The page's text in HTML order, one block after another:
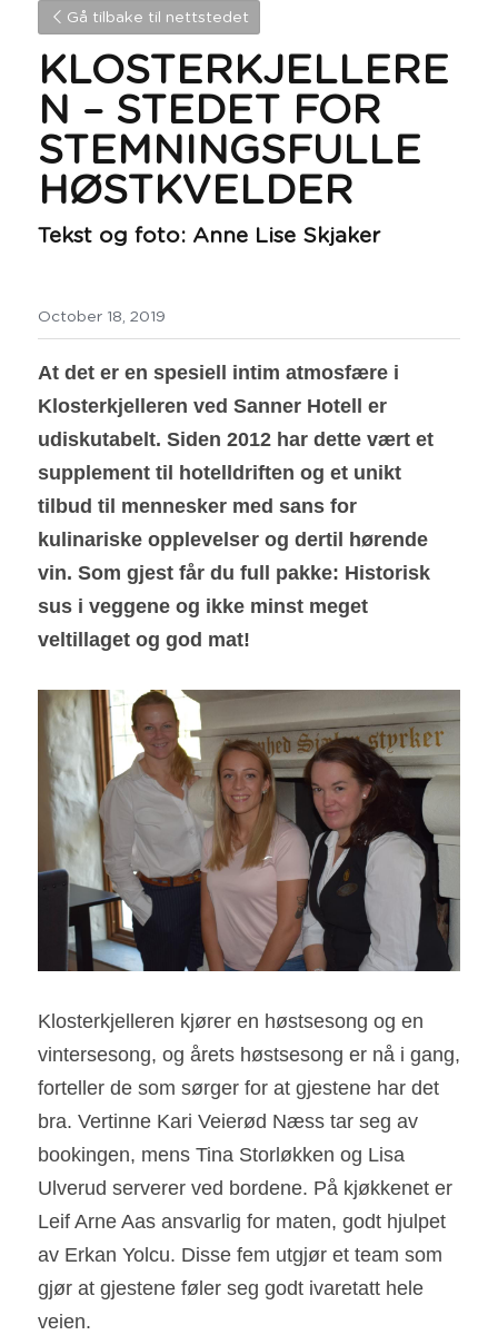
Gå tilbake til nettstedet
KLOSTERKJELLERE
N – STEDET FOR
STEMNINGSFULLE
HØSTKVELDER
Tekst og foto: Anne Lise Skjaker
October 18, 2019
At det er en spesiell intim atmosfære i
Klosterkjelleren ved Sanner Hotell er
udiskutabelt. Siden 2012 har dette vært et
supplement til hotelldriften og et unikt
tilbud til mennesker med sans for
kulinariske opplevelser og dertil hørende
vin. Som gjest får du full pakke: Historisk
sus i veggene og ikke minst meget
veltillaget og god mat!
Klosterkjelleren kjører en høstsesong og en
vintersesong, og årets høstsesong er nå i gang,
forteller de som sørger for at gjestene har det
bra. Vertinne Kari Veierød Næss tar seg av
bookingen, mens Tina Storløkken og Lisa
Ulverud serverer ved bordene. På kjøkkenet er
Leif Arne Aas ansvarlig for maten, godt hjulpet
av Erkan Yolcu. Disse fem utgjør et team som
gjør at gjestene føler seg godt ivaretatt hele
veien.